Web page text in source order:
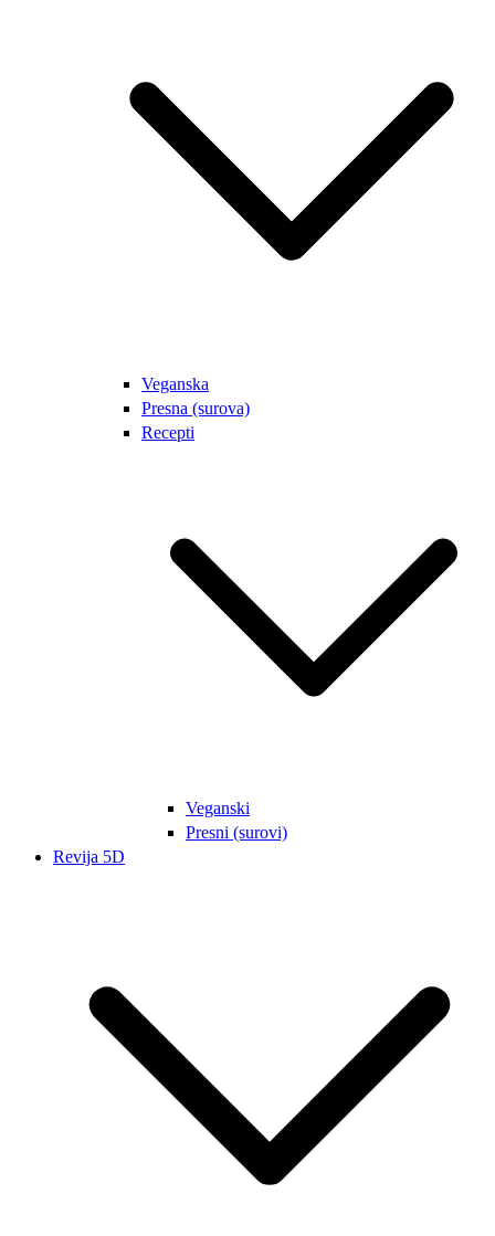
Veganska
Presna (surova)
Recepti
Veganski
Presni (surovi)
Revija 5D